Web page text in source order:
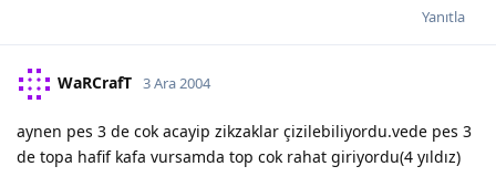
Yanıtla
WaRCrafT 3 Ara 2004
aynen pes 3 de cok acayip zikzaklar çizilebiliyordu.vede pes 3
de topa hafif kafa vursamda top cok rahat giriyordu(4 yıldız)